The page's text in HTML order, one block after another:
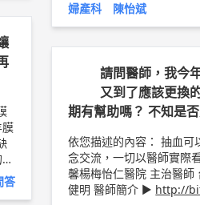
強身體免疫細胞破壞吞噬
婦女很容易復發。因此，
的"柳普林"，抑制卵巢製
位細胞的增生。然而，某
生性雌激素的成分，確實
品琳瑯滿目，無法一一說
湯"等中藥材是處方用藥
尋求專業中醫師的診療後
異位細胞增生，也可以積
能力"，但是子宮肌瘤、肌
婦產科 陳怡斌
答
請問醫師，我今
又到了應該更換
期有幫助嗎？ 不知是
依您描述的內容： 抽血可以評估，是否再裝 以上純係觀
念交流，一切以醫師實際看診為準。
馨楊梅怡仁醫院 主治醫師
健明 醫師簡介 ► http://